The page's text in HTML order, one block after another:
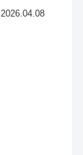
2026.04.08